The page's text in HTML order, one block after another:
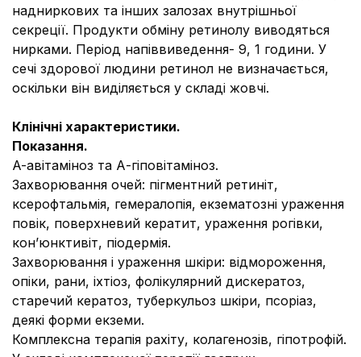
надниркових та інших залозах внутрішньої
секреції. Продукти обміну ретинолу виводяться
нирками. Період напіввиведення- 9, 1 години. У
сечі здорової людини ретинол не визначається,
оскільки він виділяється у складі жовчі.
Клінічні характеристики.
Показання.
A-aвiтaмiноз та А-гіповітаміноз.
Захворювання очей: пігментний ретиніт,
ксерофтальмія, гемералопія, екзематозні ураження
повік, поверхневий кератит, ураження рогівки,
кон’юнктивіт, піодермія.
Захворювання і ураження шкіри: відмороження,
опіки, рани, іхтіоз, фолікулярний дискератоз,
старечий кератоз, туберкульоз шкіри, псоріаз,
деякі форми екземи.
Комплексна терапія рахіту, колагенозів, гіпотрофій.